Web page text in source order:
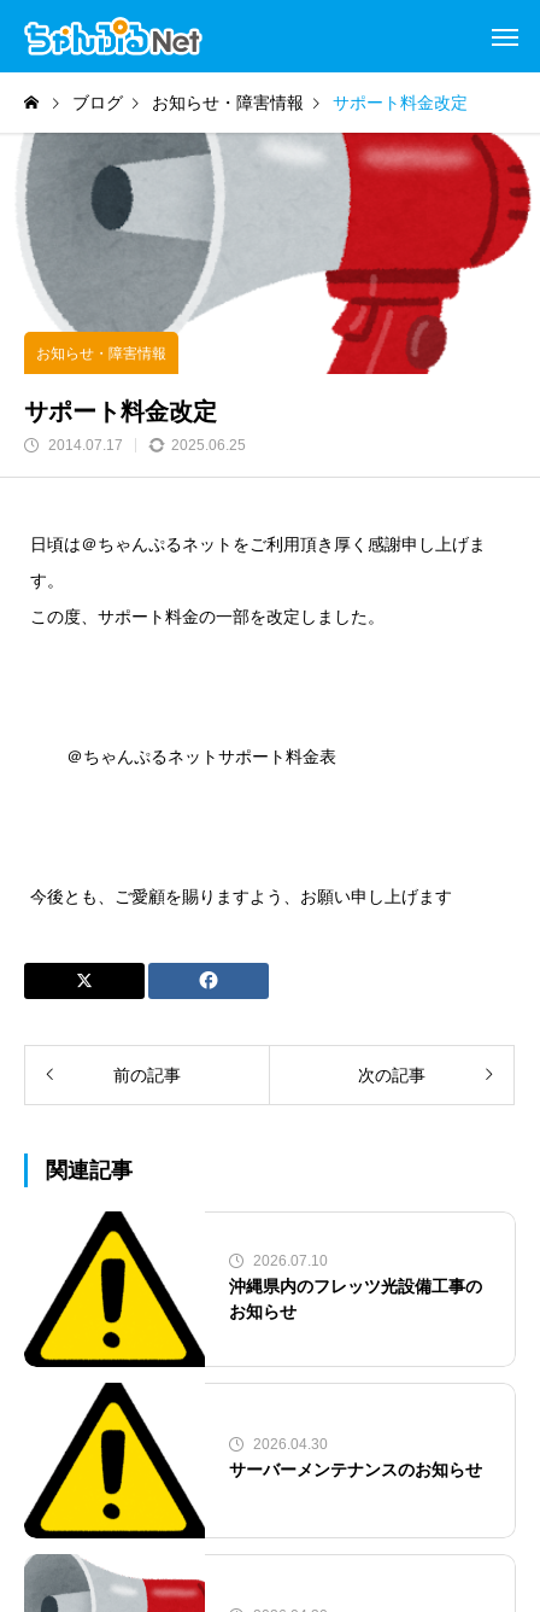
ブログ お知らせ・障害情報 サポート料金改定
お知らせ・障害情報
サポート料金改定
2014.07.17 2025.06.25
日頃は＠ちゃんぷるネットをご利用頂き厚く感謝申し上げま
す。
この度、サポート料金の一部を改定しました。
＠ちゃんぷるネットサポート料金表
今後とも、ご愛顧を賜りますよう、お願い申し上げます
前の記事 次の記事
関連記事
2026.07.10
沖縄県内のフレッツ光設備工事の
お知らせ
2026.04.30
サーバーメンテナンスのお知らせ